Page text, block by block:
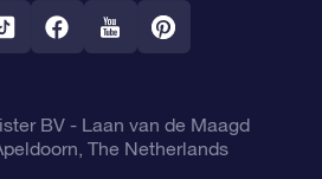
BV- Laan van de Maagd
The Netherlands